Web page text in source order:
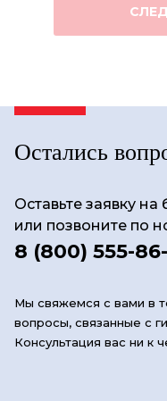
Остались
Оставьте заявку
или позвоните по
8 (800) 555-
Мы свяжемся с вами в
вопросы, связанные с
Консультация вас ни к